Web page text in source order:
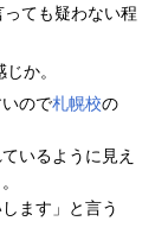
ても疑わない程
か。
ので札幌校の
いるように見え
ます」と言う